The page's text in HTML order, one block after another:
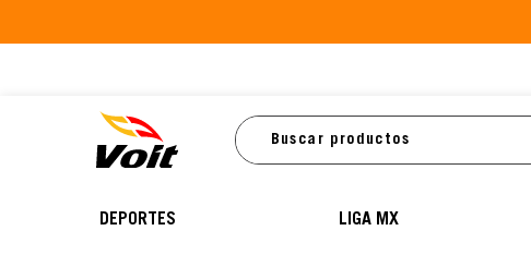
Buscar productos
DEPORTES LIGA MX